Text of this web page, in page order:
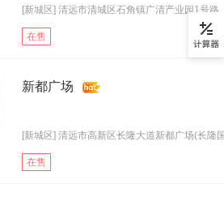
[新城区] 清远市清城区石角镇广清产业园1号路
在售
新都广场
[新城区] 清远市高新区长隆大道新都广场(长隆
在售